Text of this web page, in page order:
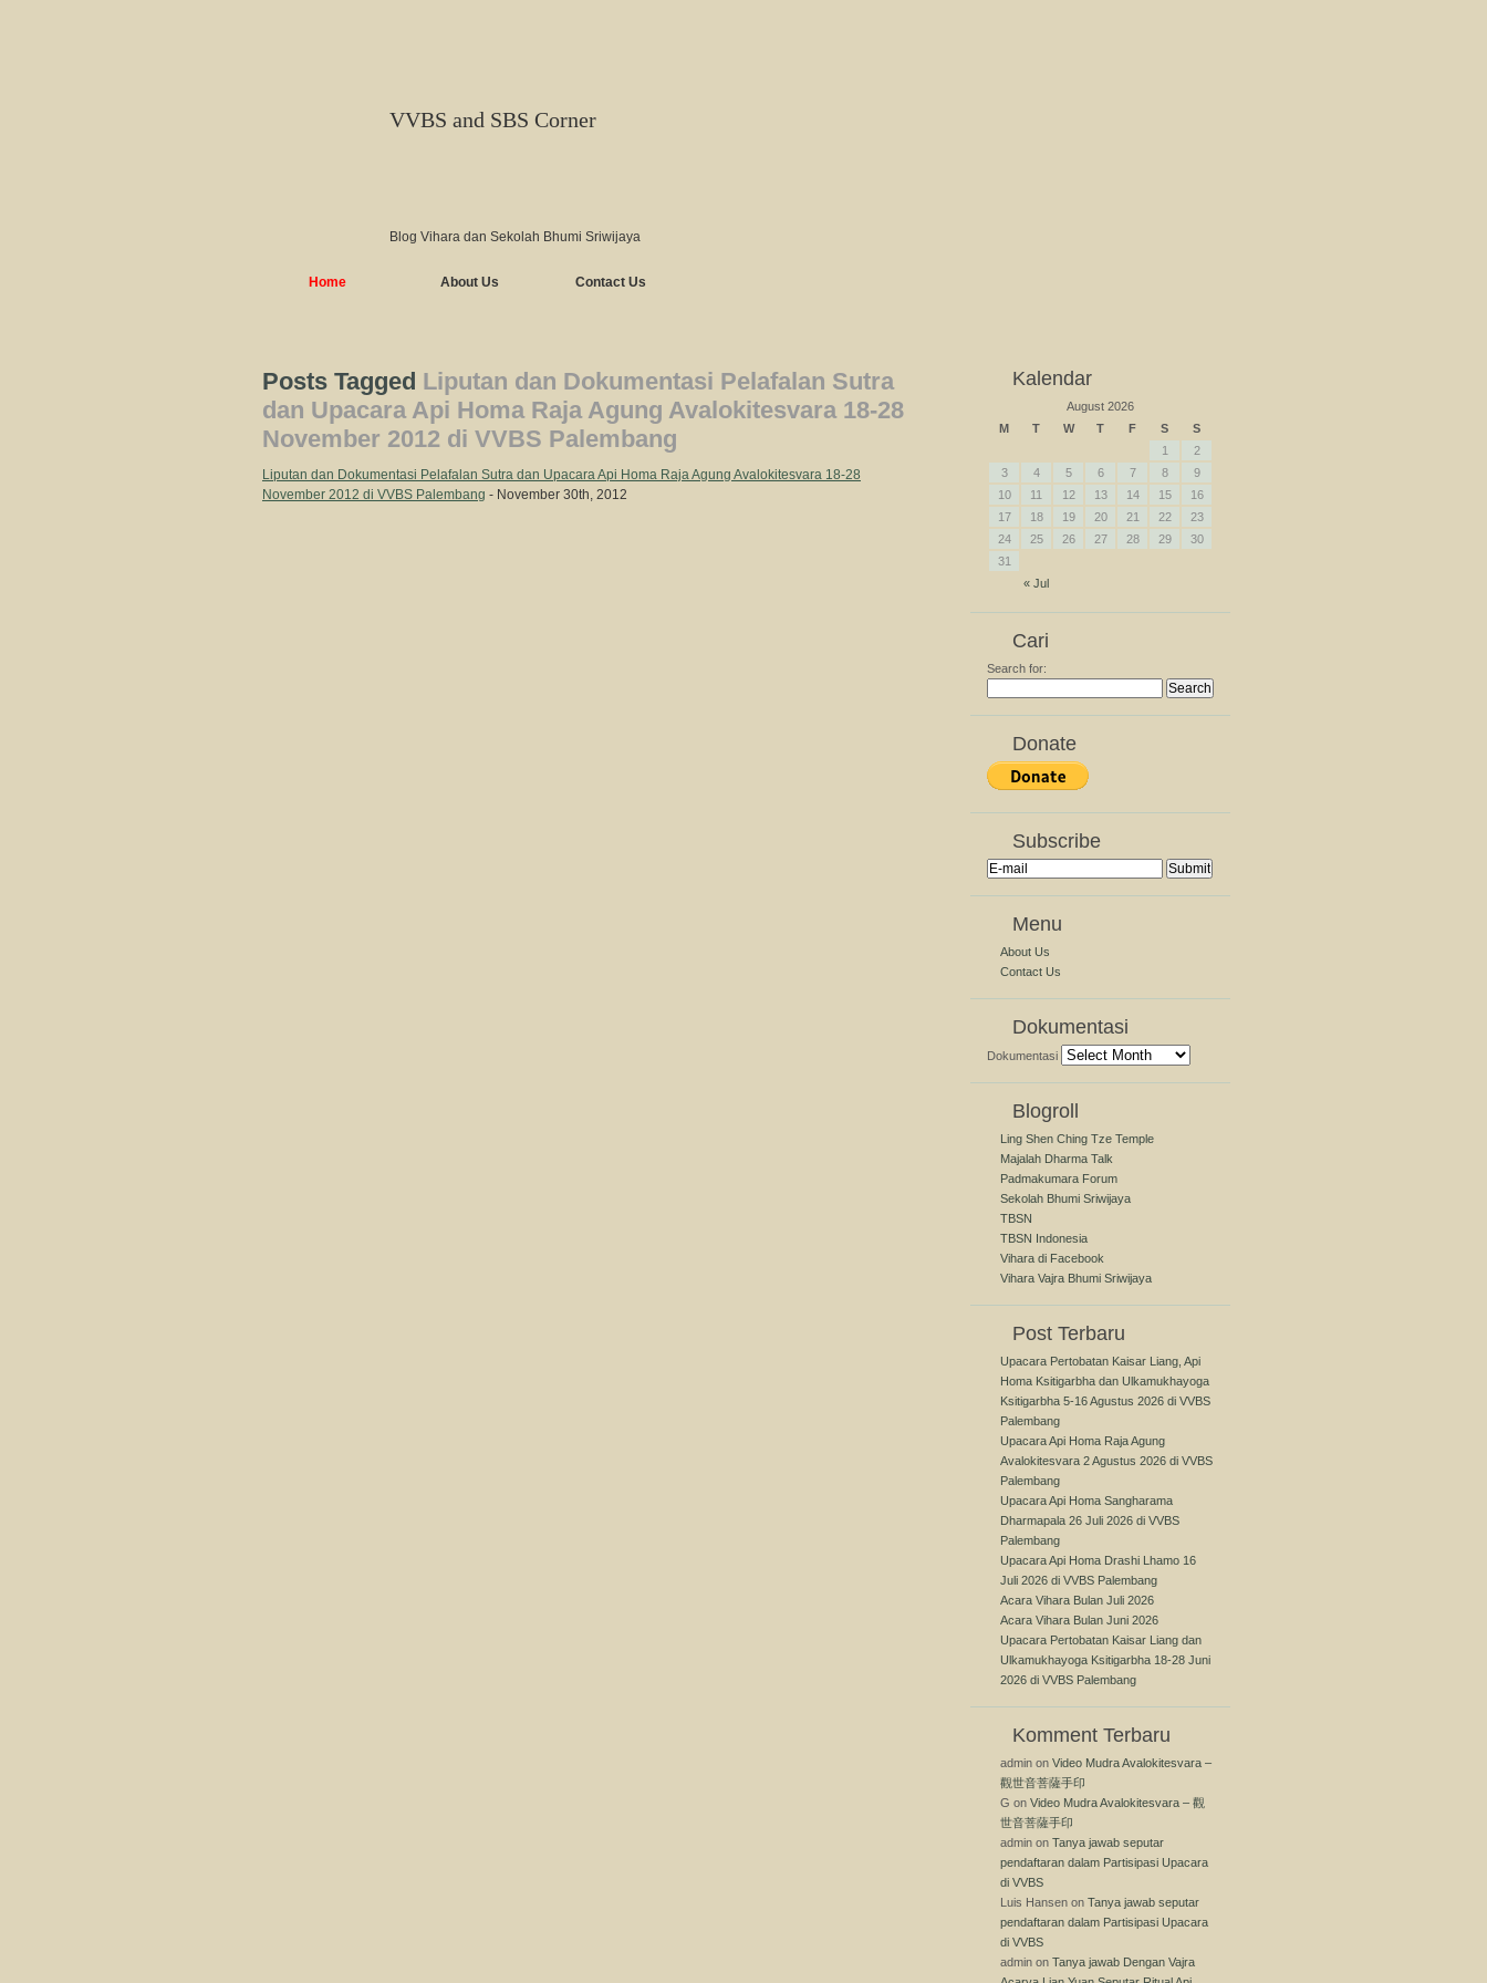
VVBS and SBS Corner
Blog Vihara dan Sekolah Bhumi Sriwijaya
Home About Us Contact Us
Posts Tagged Liputan dan Dokumentasi Pelafalan Sutra
dan Upacara Api Homa Raja Agung Avalokitesvara 18-28
November 2012 di VVBS Palembang
Liputan dan Dokumentasi Pelafalan Sutra dan Upacara Api Homa Raja Agung Avalokitesvara 18-28
November 2012 di VVBS Palembang - November 30th, 2012
Kalendar
August 2026
M
T W T F S S
« Jul
1
2
3
4 5 6 7 8
9
10
11 12 13 14 15
16
17
18 19 20 21 22
23
24
25 26 27 28 29
30
31
Cari
Search for:
Donate
Subscribe
Menu
About Us
Contact Us
Dokumentasi
Dokumentasi
Blogroll
Ling Shen Ching Tze Temple
Majalah Dharma Talk
Padmakumara Forum
Sekolah Bhumi Sriwijaya
TBSN
TBSN Indonesia
Vihara di Facebook
Vihara Vajra Bhumi Sriwijaya
Post Terbaru
Upacara Pertobatan Kaisar Liang, Api
Homa Ksitigarbha dan Ulkamukhayoga
Ksitigarbha 5-16 Agustus 2026 di VVBS
Palembang
Upacara Api Homa Raja Agung
Avalokitesvara 2 Agustus 2026 di VVBS
Palembang
Upacara Api Homa Sangharama
Dharmapala 26 Juli 2026 di VVBS
Palembang
Upacara Api Homa Drashi Lhamo 16
Juli 2026 di VVBS Palembang
Acara Vihara Bulan Juli 2026
Acara Vihara Bulan Juni 2026
Upacara Pertobatan Kaisar Liang dan
Ulkamukhayoga Ksitigarbha 18-28 Juni
2026 di VVBS Palembang
Komment Terbaru
admin on Video Mudra Avalokitesvara –
觀世音菩薩手印
G on Video Mudra Avalokitesvara – 觀
世音菩薩手印
admin on Tanya jawab seputar
pendaftaran dalam Partisipasi Upacara
di VVBS
Luis Hansen on Tanya jawab seputar
pendaftaran dalam Partisipasi Upacara
di VVBS
admin on Tanya jawab Dengan Vajra